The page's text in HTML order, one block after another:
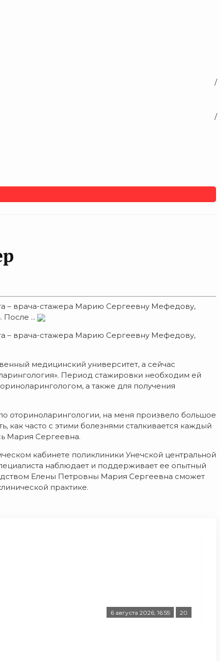
– врача-стажера Марию Сергеевну Мефедову,
После ...
– врача-стажера Марию Сергеевну Мефедову,
медицинский университет, а сейчас
Период стажировки необходим ей
а также для получения
оториноларингологии, на меня произвело большое
как часто с этими болезнями сталкивается каждый
Мария Сергеевна.
кабинете поликлиники Унечской центральной
наблюдает и поддерживает ее опытный
Елены Петровны Мария Сергеевна сможет
практике.
6 августа 2026, 16:55 20